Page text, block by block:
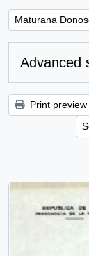
Remove filter:
Maturana
Advanced
Print preview